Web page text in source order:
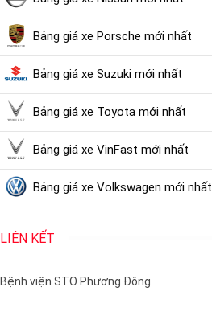
Bảng giá xe Porsche mới nhất
Bảng giá xe Suzuki mới nhất
Bảng giá xe Toyota mới nhất
Bảng giá xe VinFast mới nhất
Bảng giá xe Volkswagen mới nhất
LIÊN KẾT
Bệnh viện STO Phương Đông